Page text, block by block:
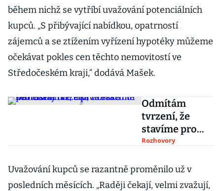
během nichž se vytříbí uvažování potenciálních
kupců. „S přibývající nabídkou, opatrností
zájemců a se ztížením vyřízení hypotéky můžeme
očekávat pokles cen těchto nemovitostí ve
Středočeském kraji,“ dodává Mašek.
Odmítám
tvrzení, že
stavíme pro
Ukrajince a pro
nedělá nic, říká
ministr Bartoš
Rozhovory
Uvažování kupců se razantně proměnilo už v
posledních měsících. „Raději čekají, velmi zvažují,